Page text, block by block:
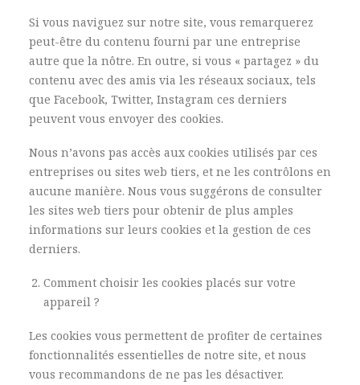
Si vous naviguez sur notre site, vous remarquerez
peut-être du contenu fourni par une entreprise
autre que la nôtre. En outre, si vous « partagez » du
contenu avec des amis via les réseaux sociaux, tels
que Facebook, Twitter, Instagram ces derniers
peuvent vous envoyer des cookies.
Nous n’avons pas accès aux cookies utilisés par ces
entreprises ou sites web tiers, et ne les contrôlons en
aucune manière. Nous vous suggérons de consulter
les sites web tiers pour obtenir de plus amples
informations sur leurs cookies et la gestion de ces
derniers.
Comment choisir les cookies placés sur votre
appareil ?
Les cookies vous permettent de profiter de certaines
fonctionnalités essentielles de notre site, et nous
vous recommandons de ne pas les désactiver.